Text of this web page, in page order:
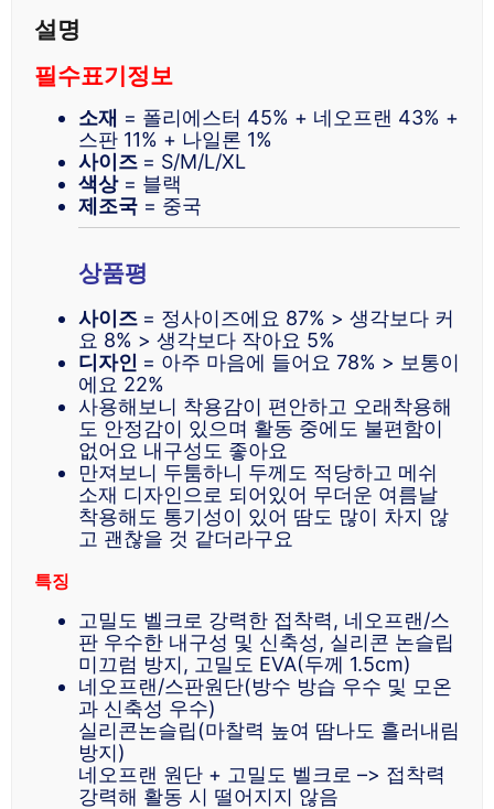
설명
필수표기정보
소재 = 폴리에스터 45% + 네오프랜 43% +
스판 11% + 나일론 1%
사이즈 = S/M/L/XL
색상= 블랙
제조국 = 중국
상품평
사이즈 = 정사이즈에요 87% > 생각보다 커
요 8% > 생각보다 작아요 5%
디자인 = 아주 마음에 들어요 78% > 보통이
에요 22%
사용해보니 착용감이 편안하고 오래착용해
도 안정감이 있으며 활동 중에도 불편함이
없어요 내구성도 좋아요
만져보니 두툼하니 두께도 적당하고 메쉬
소재 디자인으로 되어있어 무더운 여름날
착용해도 통기성이 있어 땀도 많이 차지 않
고 괜찮을 것 같더라구요
특징
고밀도 벨크로 강력한 접착력, 네오프랜/스
판 우수한 내구성 및 신축성, 실리콘 논슬립
미끄럼 방지, 고밀도 EVA(두께 1.5cm)
네오프랜/스판원단(방수 방습 우수 및 모온
과 신축성 우수)
실리콘논슬립(마찰력 높여 땀나도 흘러내림
방지)
네오프랜 원단 + 고밀도 벨크로 –> 접착력
강력해 활동 시 떨어지지 않음